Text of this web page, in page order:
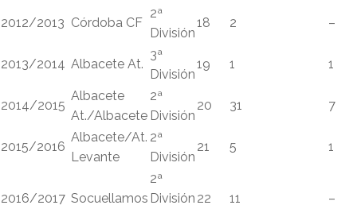
2012/2013 Córdoba CF
2ª
División
18 2 –
2013/2014 Albacete At.
3ª
División
19 1 1
2014/2015
Albacete
At./Albacete
2ª
División
20 31 7
2015/2016
Albacete/At.
Levante
2ª
División
21 5 1
2016/2017 Socuellamos
2ª
División 22 11 –